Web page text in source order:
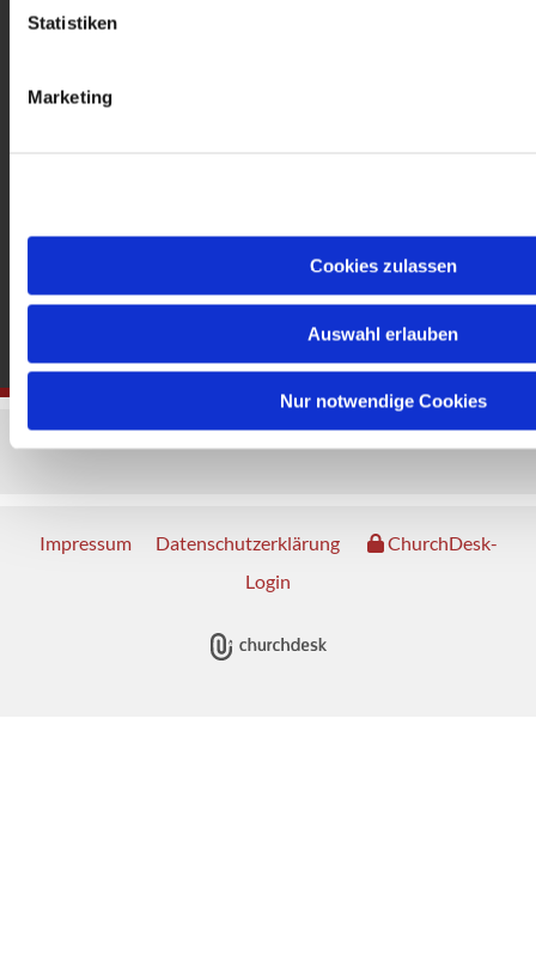
Statistiken
Marketing
Cookies zulassen
Auswahl erlauben
Nur notwendige Cookies
gedenkkirche@erzbistumberlin.de
Impressum Datenschutzerklärung
ChurchDesk-
Login